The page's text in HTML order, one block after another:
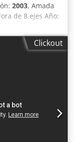
2003, Amada
de 8 ejes Año:
de curvatura:
S I Djfx
seg. Velocidad
pantalla
8 ejes, Y1,
disponible
Clickout